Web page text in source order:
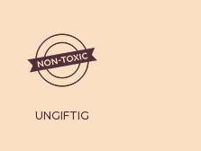
UNGIFTIG